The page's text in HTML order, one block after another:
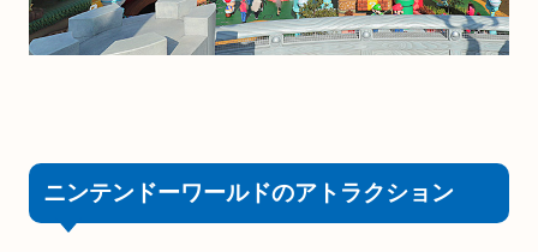
ニンテンドーワールドのアトラクション